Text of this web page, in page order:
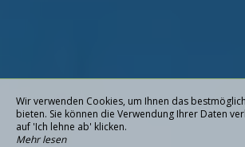
Wir verwenden Cookies, um Ihnen das
bieten. Sie können die Verwendung Ihrer Daten
auf 'Ich lehne ab' klicken.
Mehr lesen